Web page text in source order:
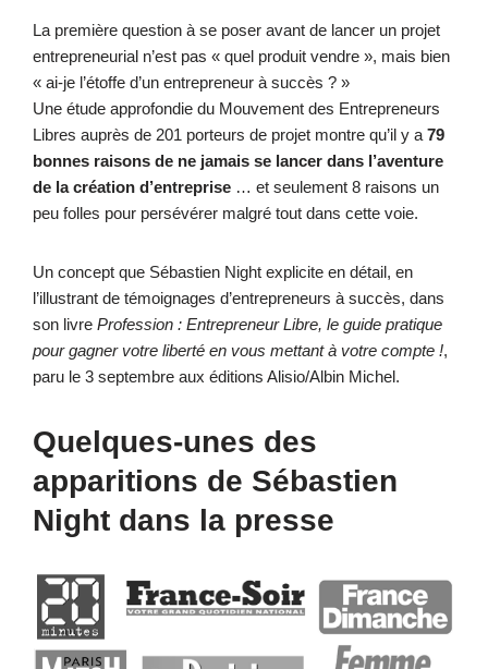
La première question à se poser avant de lancer un projet
entrepreneurial n’est pas « quel produit vendre », mais bien
« ai-je l’étoffe d’un entrepreneur à succès ? »
Une étude approfondie du Mouvement des Entrepreneurs
Libres auprès de 201 porteurs de projet montre qu’il y a 79
bonnes raisons de ne jamais se lancer dans l’aventure
de la création d’entreprise … et seulement 8 raisons un
peu folles pour persévérer malgré tout dans cette voie.
Un concept que Sébastien Night explicite en détail, en
l’illustrant de témoignages d’entrepreneurs à succès, dans
son livre Profession : Entrepreneur Libre, le guide pratique
pour gagner votre liberté en vous mettant à votre compte !,
paru le 3 septembre aux éditions Alisio/Albin Michel.
Quelques-unes des
apparitions de Sébastien
Night dans la presse